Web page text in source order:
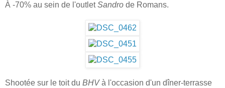
À -70% au sein de l'outletSandro de Romans.
Shootée sur le toit du BHVà l'occasion d'un dîner-terrasse